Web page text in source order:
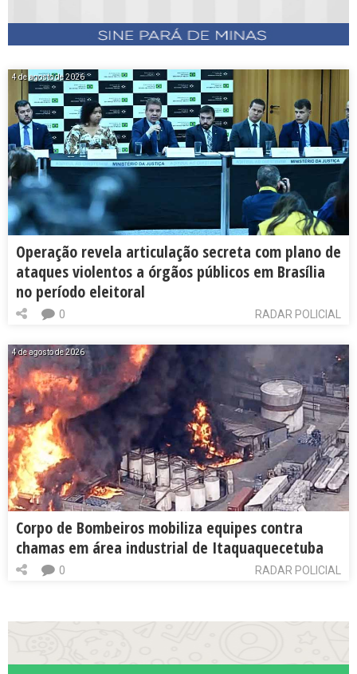
4 de agosto de 2026
Operação revela articulação secreta com plano de
ataques violentos a órgãos públicos em Brasília
no período eleitoral
RADAR POLICIAL
0
4 de agosto de 2026
Corpo de Bombeiros mobiliza equipes contra
chamas em área industrial de Itaquaquecetuba
RADAR POLICIAL
0